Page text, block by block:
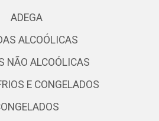
ADEGA
ALCOÓLICAS
NÃO ALCOÓLICAS
E CONGELADOS